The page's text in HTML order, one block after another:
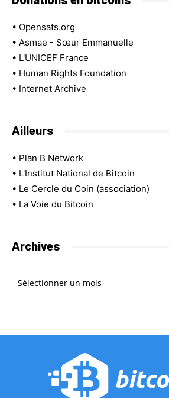
• Opensats.org
• Asmae - Sœur Emmanuelle
• L'UNICEF France
• Human Rights Foundation
• Internet Archive
Ailleurs
• Plan B Network
• L'Institut National de Bitcoin
• Le Cercle du Coin (association)
• La Voie du Bitcoin
Archives
Archives